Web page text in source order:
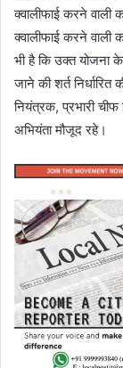
क्वालीफाई करने वाली
क्वालीफाई करने वाली
भी है कि उक्त योजना
जाने की शर्त
नियंत्रक, प्रभारी
अभियंता मौजूद रहे।